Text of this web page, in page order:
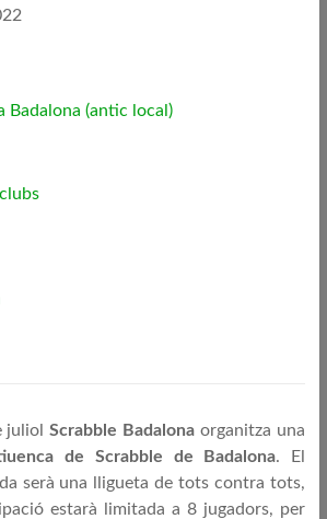
Badalona (antic local)
juliolScrabble Badalona organitza una
de Scrabble de Badalona. El
serà una lligueta de tots contra tots,
estarà limitada a 8 jugadors, per